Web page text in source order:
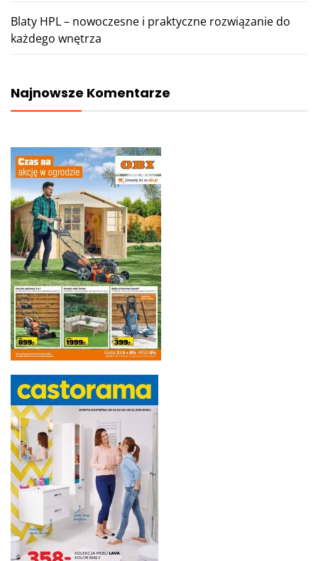
Blaty HPL – nowoczesne i praktyczne rozwiązanie do
każdego wnętrza
Najnowsze Komentarze